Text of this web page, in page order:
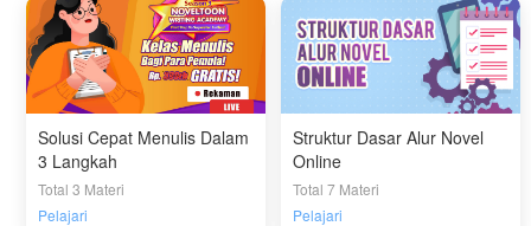
Solusi Cepat Menulis Dalam
3 Langkah
Total 3 Materi
Pelajari
Struktur Dasar Alur Novel
Online
Total 7 Materi
Pelajari